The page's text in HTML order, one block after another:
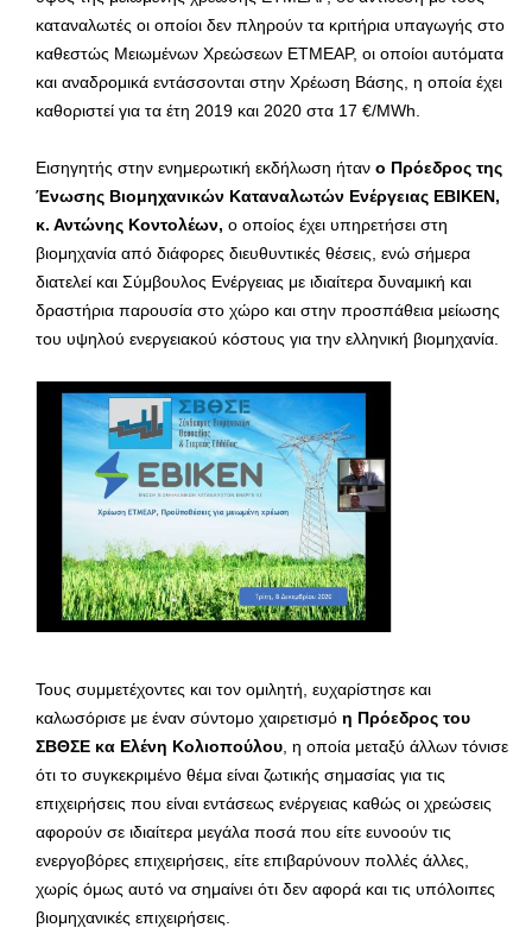
καταναλωτές οι οποίοι δεν πληρούν τα κριτήρια υπαγωγής στο
καθεστώς Μειωμένων Χρεώσεων ΕΤΜΕΑΡ, οι οποίοι αυτόματα
και αναδρομικά εντάσσονται στην Χρέωση Βάσης, η οποία έχει
καθοριστεί για τα έτη 2019 και 2020 στα 17 €/MWh.
Εισηγητής στην ενημερωτική εκδήλωση ήταν ο Πρόεδρος της
Ένωσης Βιομηχανικών Καταναλωτών Ενέργειας ΕΒΙΚΕΝ,
κ. Αντώνης Κοντολέων, ο οποίος έχει υπηρετήσει στη
βιομηχανία από διάφορες διευθυντικές θέσεις, ενώ σήμερα
διατελεί και Σύμβουλος Ενέργειας με ιδιαίτερα δυναμική και
δραστήρια παρουσία στο χώρο και στην προσπάθεια μείωσης
του υψηλού ενεργειακού κόστους για την ελληνική βιομηχανία.
Τους συμμετέχοντες και τον ομιλητή, ευχαρίστησε και
καλωσόρισε με έναν σύντομο χαιρετισμό η Πρόεδρος του
ΣΒΘΣΕ κα Ελένη Κολιοπούλου , η οποία μεταξύ άλλων τόνισε
ότι το συγκεκριμένο θέμα είναι ζωτικής σημασίας για τις
επιχειρήσεις που είναι εντάσεως ενέργειας καθώς οι χρεώσεις
αφορούν σε ιδιαίτερα μεγάλα ποσά που είτε ευνοούν τις
ενεργοβόρες επιχειρήσεις, είτε επιβαρύνουν πολλές άλλες,
χωρίς όμως αυτό να σημαίνει ότι δεν αφορά και τις υπόλοιπες
βιομηχανικές επιχειρήσεις.